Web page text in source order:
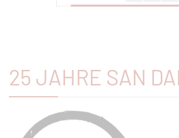
25 JAHRE SAN